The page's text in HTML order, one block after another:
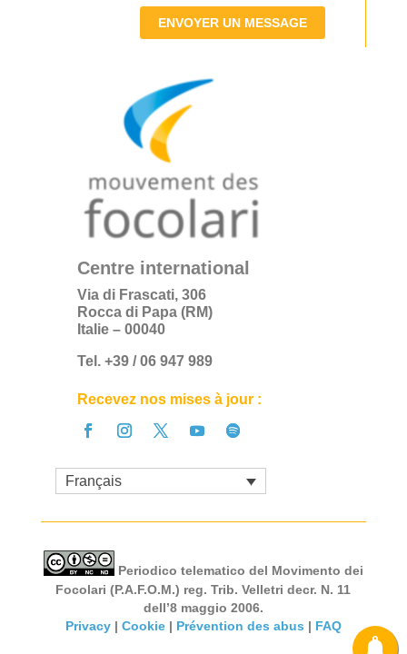
ENVOYER UN MESSAGE
Centre international
Via di Frascati, 306
Rocca di Papa (RM)
Italie – 00040
Tel. +39 / 06 947 989
Recevez nos mises à jour :
Français
Periodico telematico del Movimento dei
Focolari (P.A.F.O.M.) reg. Trib. Velletri decr. N. 11
dell’8 maggio 2006.
Privacy| Cookie| Prévention des abus | FAQ